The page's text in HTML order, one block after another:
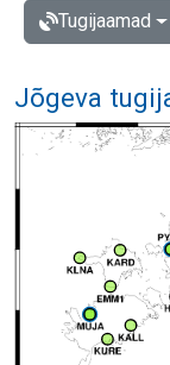
Tugijaamad
Jõgeva